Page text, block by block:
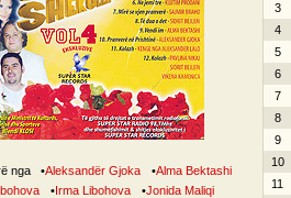
nga •Aleksandër Gjoka •Alma Bektashi
•Irma Libohova •Jonida Maliqi
3
4
5
6
7
8
9
10
11